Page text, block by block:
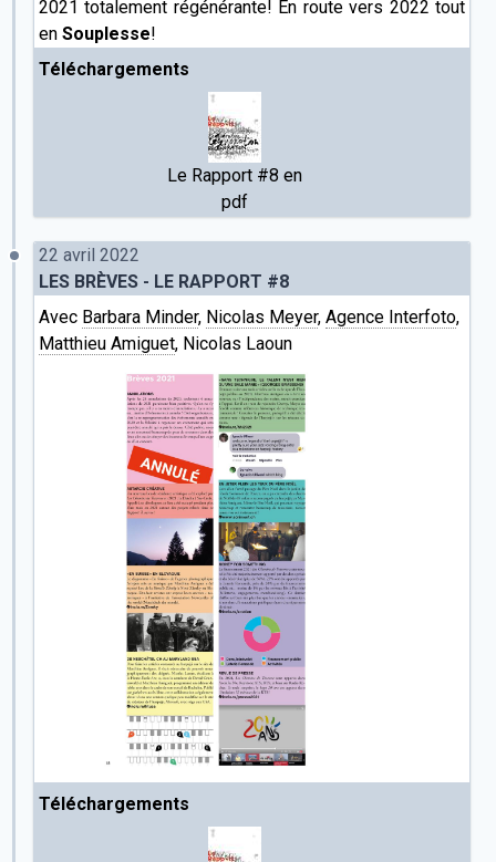
2021 totalement régénérante! En route vers 2022 tout
en Souplesse!
Téléchargements
Le Rapport #8 en
pdf
22 avril 2022
LES BRÈVES - LE RAPPORT #8
Avec Barbara Minder, Nicolas Meyer, Agence Interfoto,
Matthieu Amiguet, Nicolas Laoun
Téléchargements